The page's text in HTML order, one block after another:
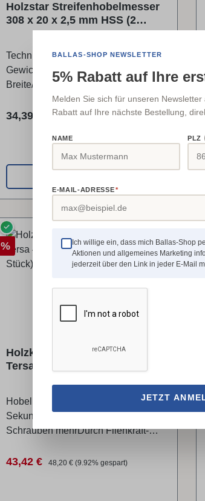
Holzstar Streifenhobelmesser
308 x 20 x 2,5 mm HSS (2
Stück)
Technische Daten Abmessungen und
Gewichte Länge (Produkt) ca.308 mm
Breite/Tiefe (Produkt) ca.20 mm Höhe
(Produkt) ca.2,5 mm
Regulärer Preis:
34,39 €
Rabatt
%
✓
Holzkraft Wendehobelmesser
Tersa 410 x 10 x 2,3 mm Chrom
Hobelmesserwechsel in
SekundenKein Einstellen und
Schrauben mehrDurch Fliehkraft-
selbstarretierendBesonders
Verkaufspreis:
43,42 € Regulärer Preis:
48,20 € (9.92% gespart)
BALLAS-SHOP NEWSLETTER
5% Rabatt auf Ihre
Melden Sie sich für unseren
Rabatt auf Ihre nächste Bestellung,
NAME PLZ
E-MAIL-ADRESSE*
Ich willige ein, dass mich Ballas-Shop
Aktionen und allgemeines Marketing
jederzeit über den Link in jeder E-Mail
JETZT